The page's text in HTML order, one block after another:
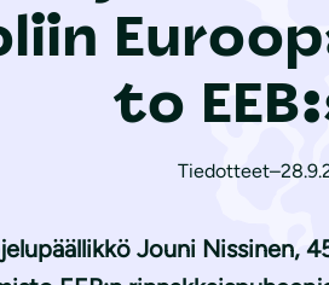
to
Tiedotteet–
Jouni Nissinen,